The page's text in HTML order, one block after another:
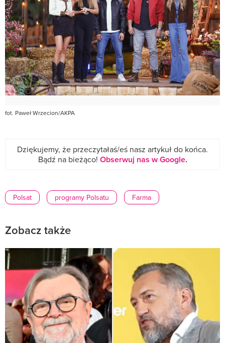
fot. Paweł Wrzecion/AKPA
Dziękujemy, że przeczytałaś/eś nasz artykuł do końca.
Bądź na bieżąco! Obserwuj nas w Google.
Polsat programy Polsatu Farma
Zobacz także